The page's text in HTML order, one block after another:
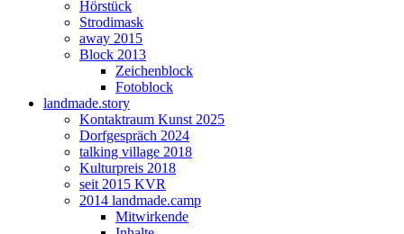
Hörstück
Strodimask
away 2015
Block 2013
Zeichenblock
Fotoblock
landmade.story
Kontaktraum Kunst 2025
Dorfgespräch 2024
talking village 2018
Kulturpreis 2018
seit 2015 KVR
2014 landmade.camp
Mitwirkende